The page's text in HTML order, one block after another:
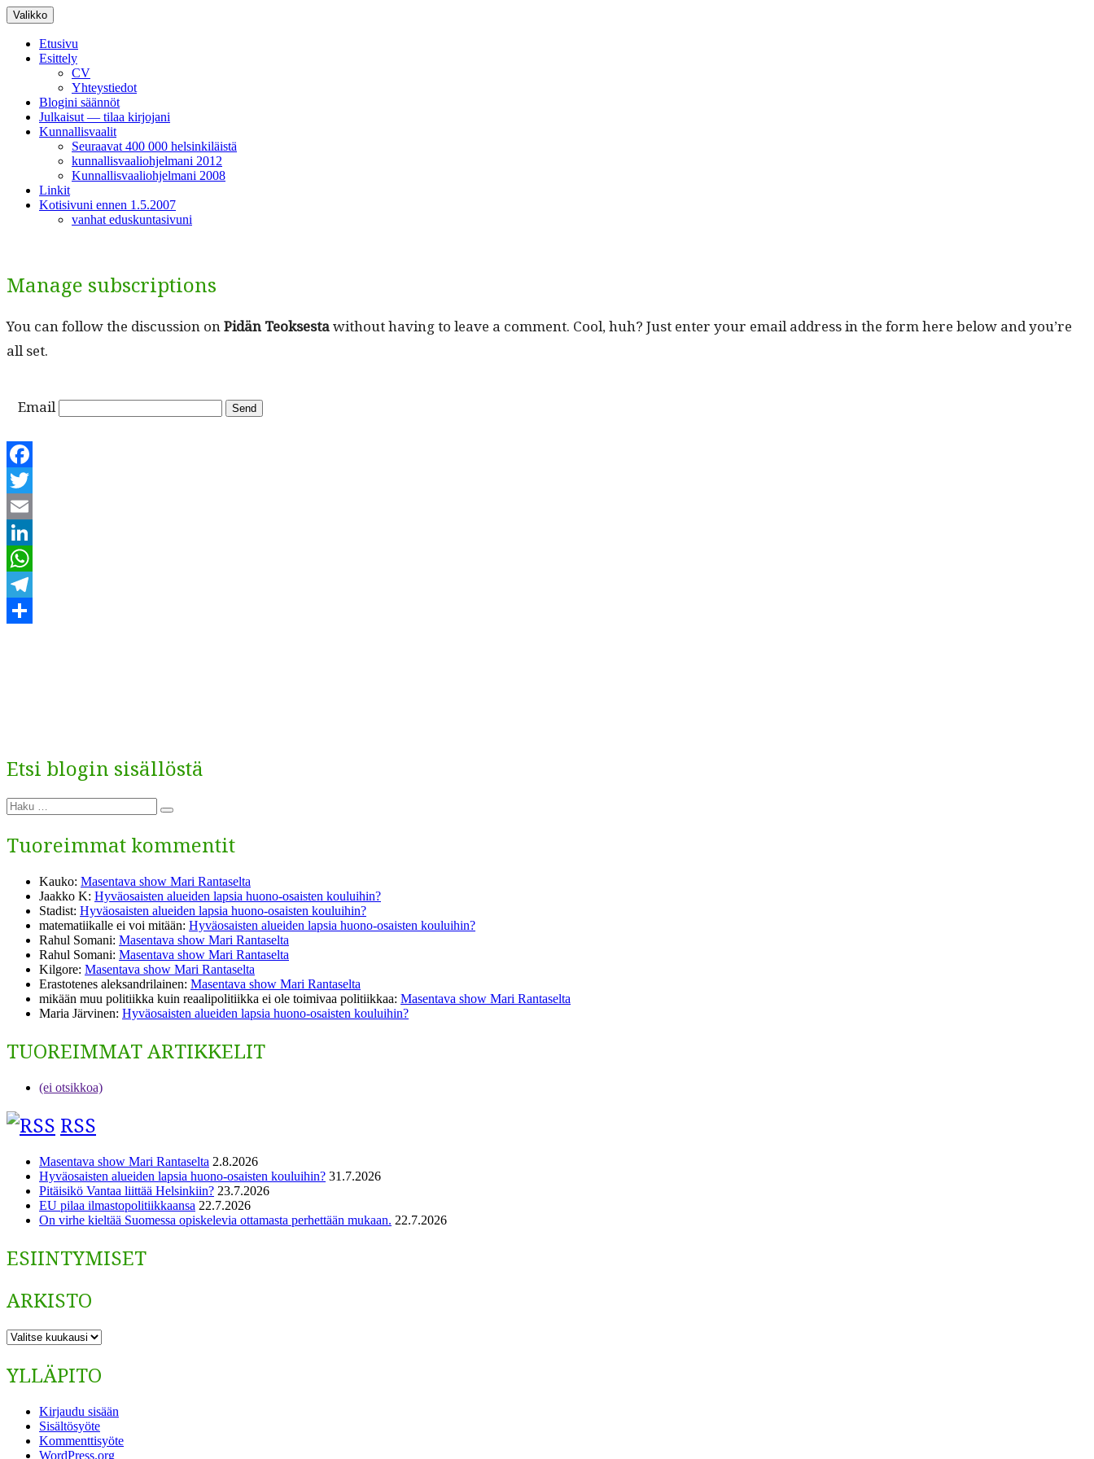
Siirry
sisältöön
Valikko
Etusivu
Esittely
CV
Yhteystiedot
Blogini säännöt
Julkaisut — tilaa kirjojani
Kunnallisvaalit
Seuraavat 400 000 helsinkiläistä
kunnallisvaaliohjelmani 2012
Kunnallisvaaliohjelmani 2008
Linkit
Kotisivuni ennen 1.5.2007
vanhat eduskuntasivuni
Manage subscriptions
You can fol­low the dis­cus­sion onPidän Teok­ses­tawith­out hav­ing to leave a com­ment. Cool, huh? Just enter your email address in the form here below and you’re
all set.
Email
Facebook
Twitter
Email
LinkedIn
WhatsApp
Telegram
Etsi blogin sisällöstä
Etsi:
Haku
Tuoreimmat kommentit
Kauko: Masentava show Mari Rantaselta
Jaakko K: Hyväosaisten alueiden lapsia huono-osaisten kouluihin?
Stadist: Hyväosaisten alueiden lapsia huono-osaisten kouluihin?
matematiikalle ei voi mitään: Hyväosaisten alueiden lapsia huono-osaisten kouluihin?
Rahul Somani: Masentava show Mari Rantaselta
Rahul Somani: Masentava show Mari Rantaselta
Kilgore: Masentava show Mari Rantaselta
Erastotenes aleksandrilainen: Masentava show Mari Rantaselta
mikään muu politiikka kuin reaalipolitiikka ei ole toimivaa politiikkaa: Masentava show Mari Rantaselta
Maria Järvinen: Hyväosaisten alueiden lapsia huono-osaisten kouluihin?
TUOREIMMAT ARTIKKELIT
(ei otsikkoa)
RSS
Masentava show Mari Rantaselta 2.8.2026
Hyväosaisten alueiden lapsia huono-osaisten kouluihin? 31.7.2026
Pitäisikö Vantaa liittää Helsinkiin? 23.7.2026
EU pilaa ilmastopolitiikkaansa 22.7.2026
On virhe kieltää Suomessa opiskelevia ottamasta perhettään mukaan. 22.7.2026
ESIINTYMISET
ARKISTO
ARKISTO
YLLÄPITO
Kirjaudu sisään
Sisältösyöte
Kommenttisyöte
WordPress.org